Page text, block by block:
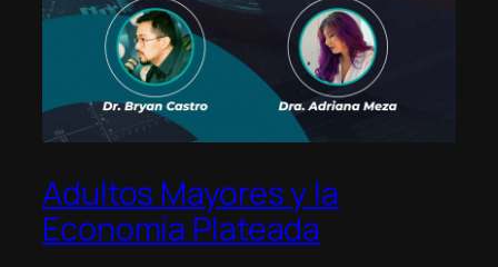
Adultos Mayores y la
Economía Plateada